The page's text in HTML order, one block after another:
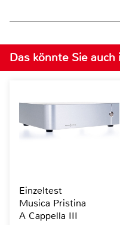
Das könnte Sie
Einzeltest
Musica Pristina
A Cappella III